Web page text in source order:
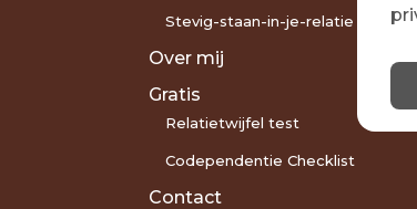
Stevig-staan-in-je-relatie Traject
Over mij
Gratis
Relatietwijfel test
Codependentie Checklist
Contact